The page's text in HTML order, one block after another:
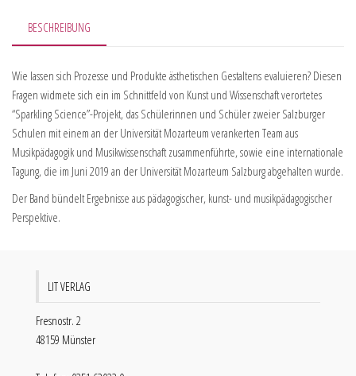
BESCHREIBUNG
Wie lassen sich Prozesse und Produkte ästhetischen Gestaltens evaluieren? Diesen
Fragen widmete sich ein im Schnittfeld von Kunst und Wissenschaft verortetes
“Sparkling Science”-Projekt, das Schülerinnen und Schüler zweier Salzburger
Schulen mit einem an der Universität Mozarteum verankerten Team aus
Musikpädagogik und Musikwissenschaft zusammenführte, sowie eine internationale
Tagung, die im Juni 2019 an der Universität Mozarteum Salzburg abgehalten wurde.
Der Band bündelt Ergebnisse aus pädagogischer, kunst- und musikpädagogischer
Perspektive.
LIT VERLAG
Fresnostr. 2
48159 Münster